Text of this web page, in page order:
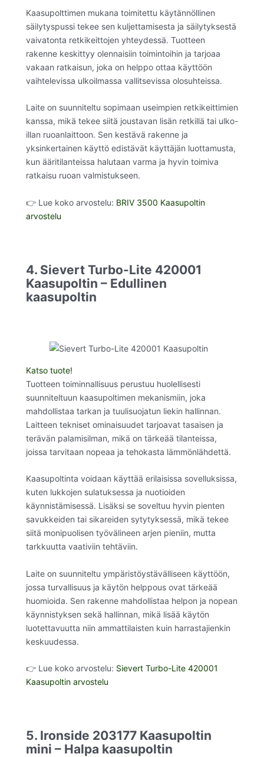
Kaasupolttimen mukana toimitettu käytännöllinen
säilytyspussi tekee sen kuljettamisesta ja säilytyksestä
vaivatonta retkikeittojen yhteydessä. Tuotteen
rakenne keskittyy olennaisiin toimintoihin ja tarjoaa
vakaan ratkaisun, joka on helppo ottaa käyttöön
vaihtelevissa ulkoilmassa vallitsevissa olosuhteissa.
Laite on suunniteltu sopimaan useimpien retkikeittimien
kanssa, mikä tekee siitä joustavan lisän retkillä tai ulko-
illan ruoanlaittoon. Sen kestävä rakenne ja
yksinkertainen käyttö edistävät käyttäjän luottamusta,
kun ääritilanteissa halutaan varma ja hyvin toimiva
ratkaisu ruoan valmistukseen.
👉 Lue koko arvostelu: BRIV 3500 Kaasupoltin
arvostelu
4. Sievert Turbo-Lite 420001
Kaasupoltin – Edullinen
kaasupoltin
Katso tuote!
Tuotteen toiminnallisuus perustuu huolellisesti
suunniteltuun kaasupoltimen mekanismiin, joka
mahdollistaa tarkan ja tuulisuojatun liekin hallinnan.
Laitteen tekniset ominaisuudet tarjoavat tasaisen ja
terävän palamisilman, mikä on tärkeää tilanteissa,
joissa tarvitaan nopeaa ja tehokasta lämmönlähdettä.
Kaasupoltinta voidaan käyttää erilaisissa sovelluksissa,
kuten lukkojen sulatuksessa ja nuotioiden
käynnistämisessä. Lisäksi se soveltuu hyvin pienten
savukkeiden tai sikareiden sytytyksessä, mikä tekee
siitä monipuolisen työvälineen arjen pieniin, mutta
tarkkuutta vaativiin tehtäviin.
Laite on suunniteltu ympäristöystävälliseen käyttöön,
jossa turvallisuus ja käytön helppous ovat tärkeää
huomioida. Sen rakenne mahdollistaa helpon ja nopean
käynnistyksen sekä hallinnan, mikä lisää käytön
luotettavuutta niin ammattilaisten kuin harrastajienkin
keskuudessa.
👉 Lue koko arvostelu: Sievert Turbo-Lite 420001
Kaasupoltin arvostelu
5. Ironside 203177 Kaasupoltin
mini – Halpa kaasupoltin